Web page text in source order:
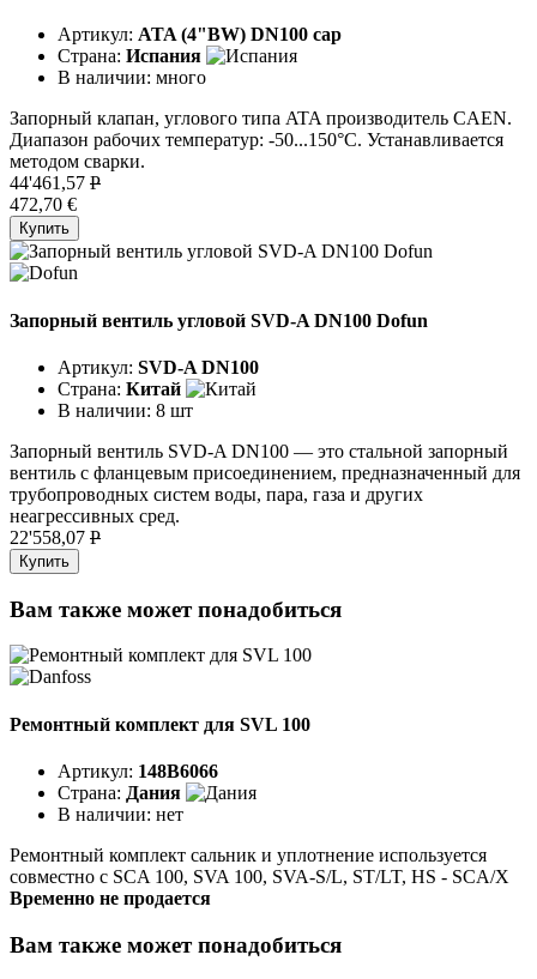
Артикул: ATA (4"BW) DN100 cap
Страна: Испания
В наличии: много
Запорный клапан, углового типа ATA производитель CAEN.
Диапазон рабочих температур: -50...150°C. Устанавливается
методом сварки.
44'461,57 P
472,70 €
Купить
Запорный вентиль угловой SVD-A DN100 Dofun
Артикул: SVD-A DN100
Страна: Китай
В наличии: 8 шт
Запорный вентиль SVD-A DN100 — это стальной запорный
вентиль с фланцевым присоединением, предназначенный для
трубопроводных систем воды, пара, газа и других
неагрессивных сред.
22'558,07 P
Купить
Вам также может понадобиться
Ремонтный комплект для SVL 100
Артикул: 148B6066
Страна: Дания
В наличии: нет
Ремонтный комплект сальник и уплотнение используется
совместно с SCA 100, SVA 100, SVA-S/L, ST/LT, HS - SCA/X
Временно не продается
Вам также может понадобиться